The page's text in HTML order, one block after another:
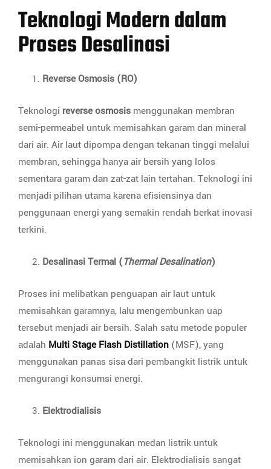
Teknologi Modern dalam
Proses Desalinasi
Reverse Osmosis (RO)
Teknologi reverse osmosis menggunakan membran
semi-permeabel untuk memisahkan garam dan mineral
dari air. Air laut dipompa dengan tekanan tinggi melalui
membran, sehingga hanya air bersih yang lolos
sementara garam dan zat-zat lain tertahan. Teknologi ini
menjadi pilihan utama karena efisiensinya dan
penggunaan energi yang semakin rendah berkat inovasi
terkini.
Desalinasi Termal (Thermal Desalination)
Proses ini melibatkan penguapan air laut untuk
memisahkan garamnya, lalu mengembunkan uap
tersebut menjadi air bersih. Salah satu metode populer
adalah Multi Stage Flash Distillation (MSF), yang
menggunakan panas sisa dari pembangkit listrik untuk
mengurangi konsumsi energi.
Elektrodialisis
Teknologi ini menggunakan medan listrik untuk
memisahkan ion garam dari air. Elektrodialisis sangat